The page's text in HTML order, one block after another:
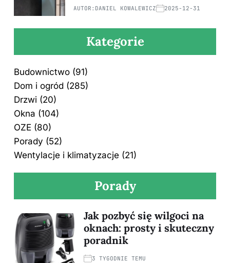
AUTOR: DANIEL KOWALEWICZ 2025-12-31
Kategorie
Budownictwo (91)
Dom i ogród (285)
Drzwi (20)
Okna (104)
OZE (80)
Porady (52)
Wentylacje i klimatyzacje (21)
Porady
Jak pozbyć się wilgoci na
oknach: prosty i skuteczny
poradnik
3 TYGODNIE TEMU